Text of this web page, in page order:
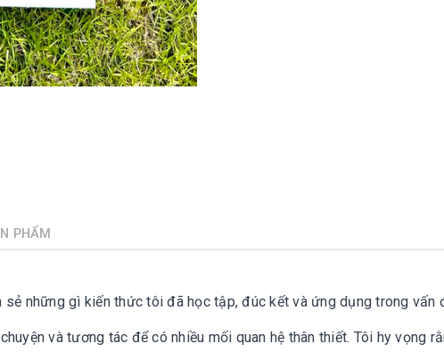
PHẨM
sẻ những gì kiến thức tôi đã học tập, đúc kết và ứng dụng trong vấn
và tương tác để có nhiều mối quan hệ thân thiết. Tôi hy vọng